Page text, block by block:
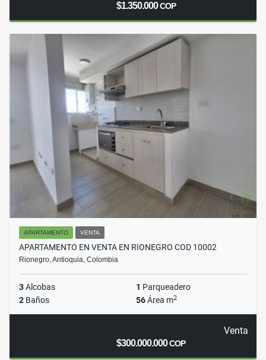
$1.350.000COP
APARTAMENTO VENTA
APARTAMENTO EN VENTA EN RIONEGRO COD 10002
Rionegro, Antioquia, Colombia
3Alcobas 1 Parqueadero
2 Baños 56Área m2
Venta
$300.000.000COP